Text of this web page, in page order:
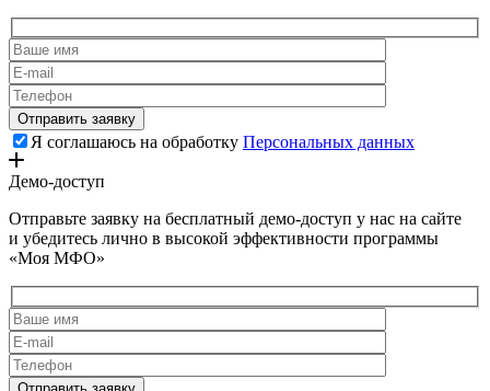
Я соглашаюсь на обработку Персональных данных
Демо-доступ
Отправьте заявку на бесплатный демо-доступ у нас на сайте
и убедитесь лично в высокой эффективности программы
«Моя МФО»